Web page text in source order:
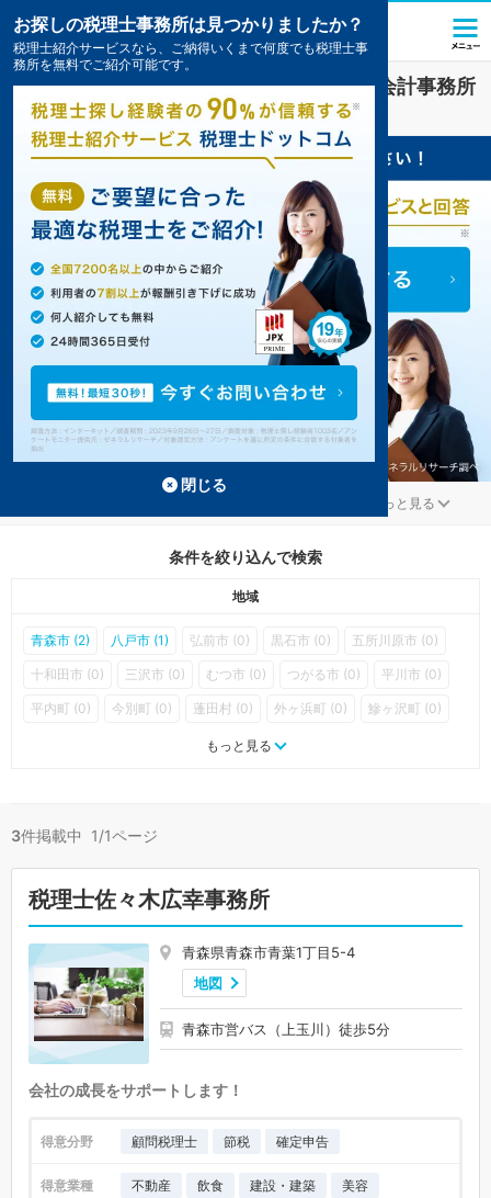
建設・建築業界に強い青森県の税理士・会計事務所
の一覧3件掲載中
もっと見る
条件を絞り込んで検索
地域
青森市 (2) 八戸市 (1) 弘前市 (0) 黒石市 (0) 五所川原市 (0)
十和田市 (0) 三沢市 (0) むつ市 (0) つがる市 (0) 平川市 (0)
平内町 (0) 今別町 (0) 蓬田村 (0) 外ヶ浜町 (0) 鰺ヶ沢町 (0)
藤崎町 (0)
大間町 (0) 東通村 (0)
もっと見る
3件掲載中 1/1ページ
税理士佐々木広幸事務所
青森県青森市青葉1丁目5-4
地図
青森市営バス（上玉川）徒歩5分
会社の成長をサポートします！
得意分野 顧問税理士 節税 確定申告
得意業種 不動産 飲食 建設・建築
美容
お探しの税理士事務所は見つかりましたか？
税理士紹介サービスなら、ご納得いくまで何度でも税理士事
務所を無料でご紹介可能です。
閉じる